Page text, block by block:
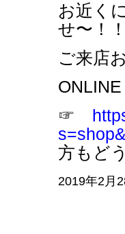
お近く
せ〜！
ご来店
☞
方もど
2019年2月